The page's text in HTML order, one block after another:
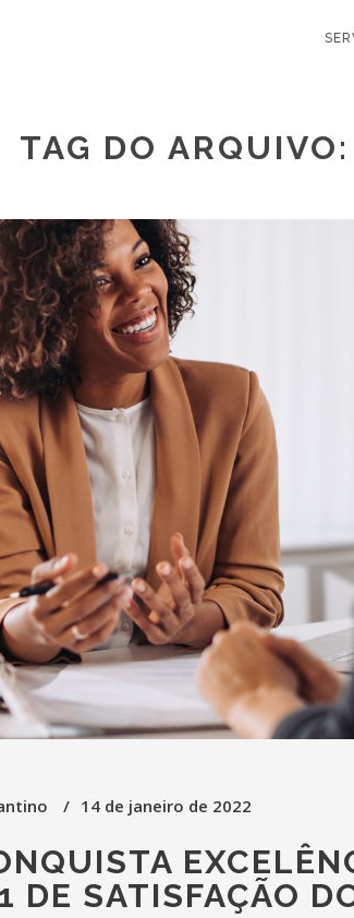
TAG DO
14 de janeiro de 2022
DE SATISFAÇÃO